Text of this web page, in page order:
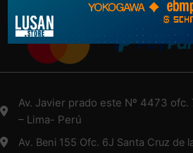
Av. Javier prado este Nº 4473
– Lima- Perú
Av. Beni 155 Ofc. 6J Santa Cruz de